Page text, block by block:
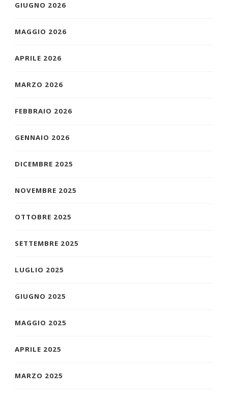
GIUGNO 2026
MAGGIO 2026
APRILE 2026
MARZO 2026
FEBBRAIO 2026
GENNAIO 2026
DICEMBRE 2025
NOVEMBRE 2025
OTTOBRE 2025
SETTEMBRE 2025
LUGLIO 2025
GIUGNO 2025
MAGGIO 2025
APRILE 2025
MARZO 2025